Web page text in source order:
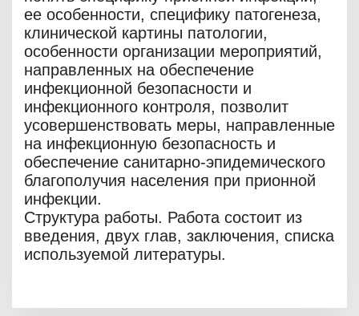
ее особенности, специфику патогенеза,
клинической картины патологии,
особенности организации мероприятий,
направленных на обеспечение
инфекционной безопасности и
инфекционного контроля, позволит
усовершенствовать меры, направленные
на инфекционную безопасность и
обеспечение санитарно-эпидемического
благополучия населения при прионной
инфекции.
Структура работы. Работа состоит из
введения, двух глав, заключения, списка
используемой литературы.